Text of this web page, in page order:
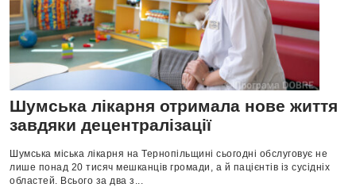
Шумська лікарня отримала нове життя
завдяки децентралізації
Шумська міська лікарня на Тернопільщині сьогодні обслуговує не
лише понад 20 тисяч мешканців громади, а й пацієнтів із сусідніх
областей. Всього за два з...